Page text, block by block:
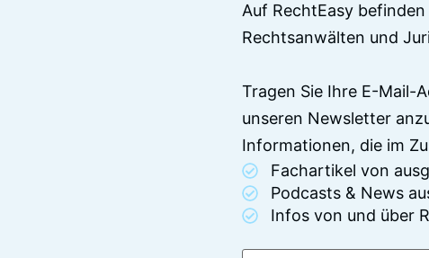
Auf RechtEasy
Rechtsanwälten und
Tragen Sie Ihre E-Mail-
unseren Newsletter
Informationen, die im
Fachartikel von
Podcasts & News
Infos von und über